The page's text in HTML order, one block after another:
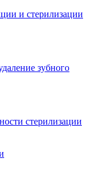
и стерилизации
зубного
стерилизации